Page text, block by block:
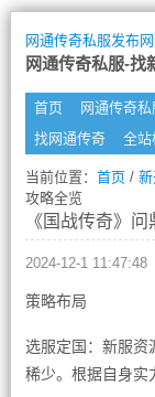
网通传奇私服发布网
网通传奇私服-找
首页 网通传奇私
找网通传奇
全站
当前位置： 首页/
攻略全览
《国战传奇》
2024-12-1 11:47:48
策略布局
选服定国：新服资
稀少。根据自身实